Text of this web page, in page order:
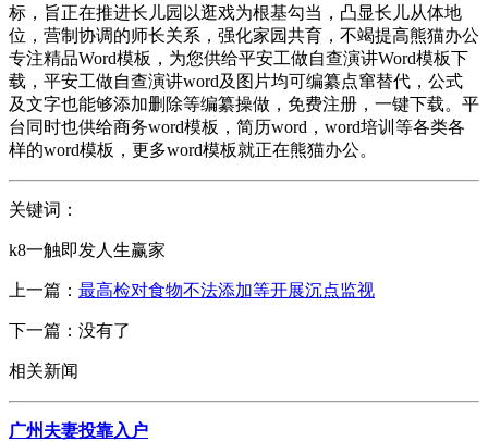
标，旨正在推进长儿园以逛戏为根基勾当，凸显长儿从体地
位，营制协调的师长关系，强化家园共育，不竭提高熊猫办公
专注精品Word模板，为您供给平安工做自查演讲Word模板下
载，平安工做自查演讲word及图片均可编纂点窜替代，公式
及文字也能够添加删除等编纂操做，免费注册，一键下载。平
台同时也供给商务word模板，简历word，word培训等各类各
样的word模板，更多word模板就正在熊猫办公。
关键词：
k8一触即发人生赢家
上一篇： 最高检对食物不法添加等开展沉点监视
下一篇：没有了
相关新闻
广州夫妻投靠入户